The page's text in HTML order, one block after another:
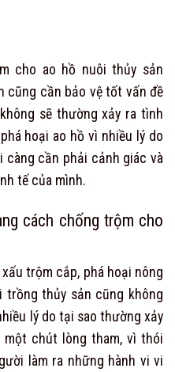
cho ao hồ nuôi thủy sản
cũng cần bảo vệ tốt vấn đề
sẽ thường xảy ra tình
hoại ao hồ vì nhiều lý do
càng cần phải cảnh giác và
tế của mình.
cách chống trộm cho
trộm cắp, phá hoại nông
trồng thủy sản cũng không
lý do tại sao thường xảy
chút lòng tham, vì thói
làm ra những hành vi vi